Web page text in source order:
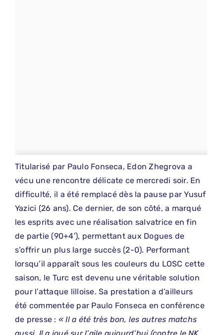
Titularisé par Paulo Fonseca, Edon Zhegrova a
vécu une rencontre délicate ce mercredi soir. En
difficulté, il a été remplacé dès la pause par Yusuf
Yazici (26 ans). Ce dernier, de son côté, a marqué
les esprits avec une réalisation salvatrice en fin
de partie (90+4′), permettant aux Dogues de
s’offrir un plus large succès (2-0). Performant
lorsqu’il apparaît sous les couleurs du LOSC cette
saison, le Turc est devenu une véritable solution
pour l’attaque lilloise. Sa prestation a d’ailleurs
été commentée par Paulo Fonseca en conférence
de presse : « Il a été très bon, les autres matchs
aussi. Il a joué sur l’aile aujourd’hui (contre le NK